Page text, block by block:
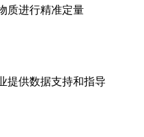
质进行精准定量
提供数据支持和指导